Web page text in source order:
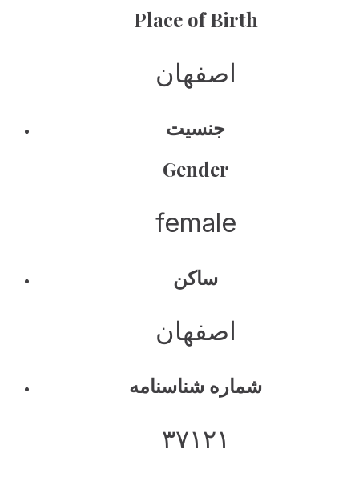
Place of Birth
اصفهان
جنسیت
Gender
female
ساکن
اصفهان
شماره شناسنامه
۳۷۱۲۱